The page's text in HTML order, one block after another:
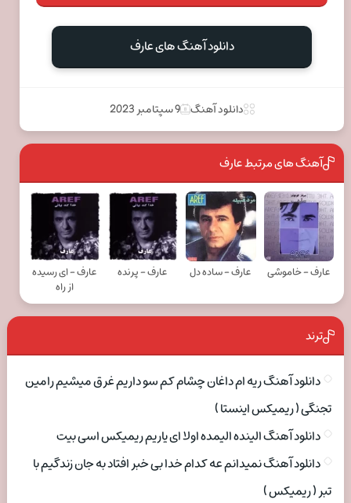
دانلود آهنگ های عارف
دانلود آهنگ 9 سپتامبر 2023
آهنگ های مرتبط عارف
عارف - خاموشی عارف - ساده دل عارف - پرنده
عارف - ای رسیده
از راه
ترند
دانلود آهنگ ریه ام داغان چشام کم سو داریم غرق میشیم رامین
تجنگی ( ریمیکس اینستا )
دانلود آهنگ الینده الیمده اولا ای یاریم ریمیکس اسی بیت
دانلود آهنگ نمیدانم عه کدام خدا بی خبر افتاد به جان زندگیم با
تبر ( ریمیکس )